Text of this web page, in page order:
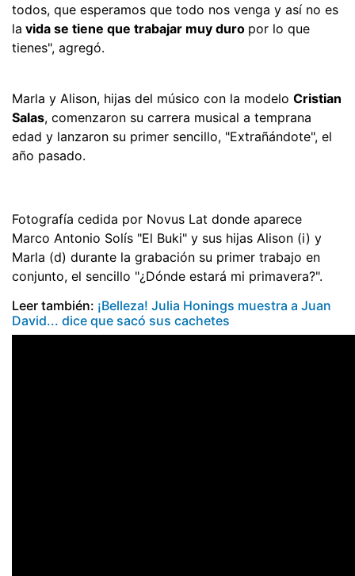
todos, que esperamos que todo nos venga y así no es
la vida se tiene que trabajar muy duro por lo que
tienes", agregó.
Marla y Alison, hijas del músico con la modelo Cristian
Salas, comenzaron su carrera musical a temprana
edad y lanzaron su primer sencillo, "Extrañándote", el
año pasado.
Fotografía cedida por Novus Lat donde aparece
Marco Antonio Solís "El Buki" y sus hijas Alison (i) y
Marla (d) durante la grabación su primer trabajo en
conjunto, el sencillo "¿Dónde estará mi primavera?".
Leer también: ¡Belleza! Julia Honings muestra a Juan
David... dice que sacó sus cachetes